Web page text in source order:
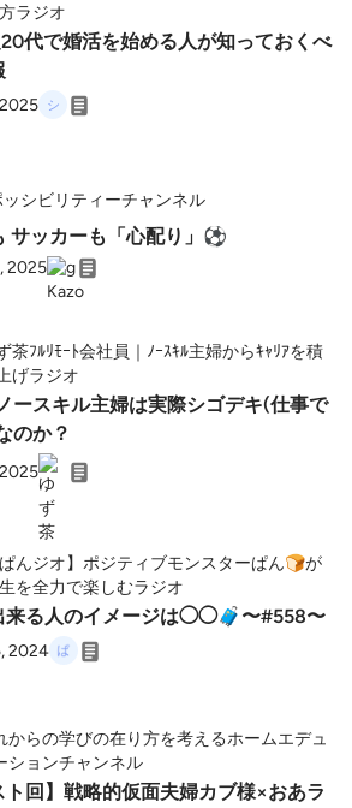
ラジオ
代で婚活を始める人が知っておくべ
ッシビリティーチャンネル
サッカーも「心配り」⚽️
2025
茶ﾌﾙﾘﾓｰﾄ会社員｜ﾉｰｽｷﾙ主婦からｷｬﾘｱを積
げラジオ
ースキル主婦は実際シゴデキ(仕事で
のか？
ぱんジオ】ポジティブモンスターぱん🍞が
を全力で楽しむラジオ
来る人のイメージは◯◯🧳〜#558〜
2024
からの学びの在り方を考えるホームエデュ
ションチャンネル
ト回】戦略的仮面夫婦カブ様×おあラ